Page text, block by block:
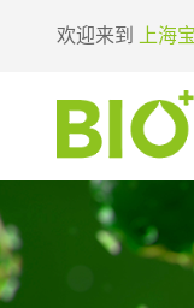
欢迎来到 上海